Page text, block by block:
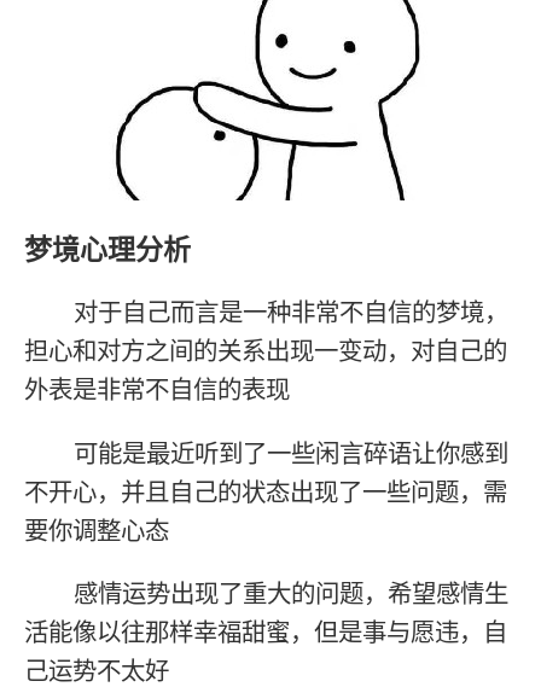
梦境心理分析
对于自己而言是一种非常不自信的梦境，
担心和对方之间的关系出现一变动，对自己的
外表是非常不自信的表现
可能是最近听到了一些闲言碎语让你感到
不开心，并且自己的状态出现了一些问题，需
要你调整心态
感情运势出现了重大的问题，希望感情生
活能像以往那样幸福甜蜜，但是事与愿违，自
己运势不太好